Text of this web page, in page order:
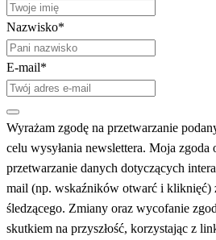
Nazwisko*
E-mail*
Wyrażam zgodę na przetwarzanie
celu wysyłania newslettera. Moja
przetwarzanie danych dotyczących
mail (np. wskaźników otwarć i kliknięć)
śledzącego. Zmiany oraz wycofanie
skutkiem na przyszłość, korzystając z